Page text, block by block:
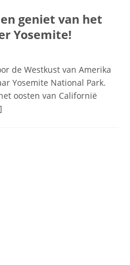
geniet van het
Yosemite!
de Westkust van Amerika
Yosemite National Park.
oosten van Californië